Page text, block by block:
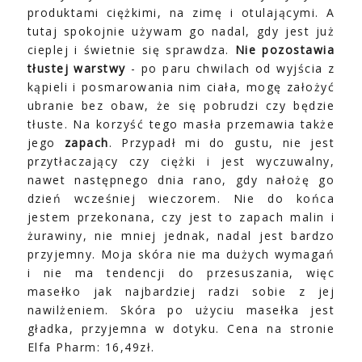
produktami ciężkimi, na zimę i otulającymi. A
tutaj spokojnie używam go nadal, gdy jest już
cieplej i świetnie się sprawdza. Nie pozostawia
tłustej warstwy - po paru chwilach od wyjścia z
kąpieli i posmarowania nim ciała, mogę założyć
ubranie bez obaw, że się pobrudzi czy będzie
tłuste. Na korzyść tego masła przemawia także
jego zapach. Przypadł mi do gustu, nie jest
przytłaczający czy ciężki i jest wyczuwalny,
nawet następnego dnia rano, gdy nałożę go
dzień wcześniej wieczorem. Nie do końca
jestem przekonana, czy jest to zapach malin i
żurawiny, nie mniej jednak, nadal jest bardzo
przyjemny. Moja skóra nie ma dużych wymagań
i nie ma tendencji do przesuszania, więc
masełko jak najbardziej radzi sobie z jej
nawilżeniem. Skóra po użyciu masełka jest
gładka, przyjemna w dotyku. Cena na stronie
Elfa Pharm: 16,49zł.